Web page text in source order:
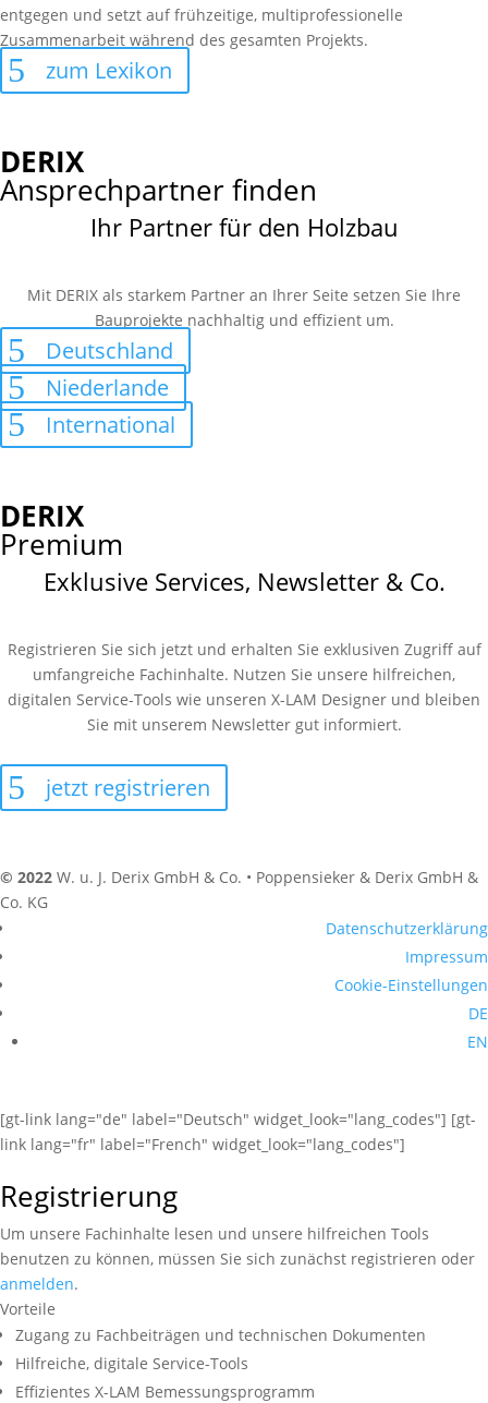
entgegen und setzt auf frühzeitige, multiprofessionelle
Zusammenarbeit während des gesamten Projekts.
zum Lexikon
DERIX
Ansprechpartner finden
Ihr Partner für den Holzbau
Mit DERIX als starkem Partner an Ihrer Seite setzen Sie Ihre
Bauprojekte nachhaltig und effizient um.
Deutschland
Niederlande
International
DERIX
Premium
Exklusive Services, Newsletter & Co.
Registrieren Sie sich jetzt und erhalten Sie exklusiven Zugriff auf
umfangreiche Fachinhalte. Nutzen Sie unsere hilfreichen,
digitalen Service-Tools wie unseren X-LAM Designer und bleiben
Sie mit unserem Newsletter gut informiert.
jetzt registrieren
© 2022 W. u. J. Derix GmbH & Co. • Poppensieker & Derix GmbH &
Co. KG
Datenschutzerklärung
Impressum
Cookie-Einstellungen
DE
EN
[gt-link lang="de" label="Deutsch" widget_look="lang_codes"] [gt-
link lang="fr" label="French" widget_look="lang_codes"]
Registrierung
Um unsere Fachinhalte lesen und unsere hilfreichen Tools
benutzen zu können, müssen Sie sich zunächst registrieren oder
anmelden.
Vorteile
Zugang zu Fachbeiträgen und technischen Dokumenten
Hilfreiche, digitale Service-Tools
Effizientes X-LAM Bemessungsprogramm